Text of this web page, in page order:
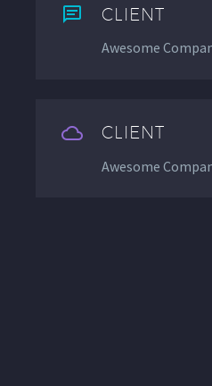

 CLIENT
Awesome

 CLIENT
Awesome